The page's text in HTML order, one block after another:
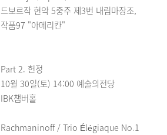
드보르작 현악 5중주 제3번 내림마장조,
작품97 "아메리칸"
Part 2. 헌정
10월 30일(토) 14:00 예술의전당
IBK챔버홀
Rachmaninoff / Trio Élégiaque No.1